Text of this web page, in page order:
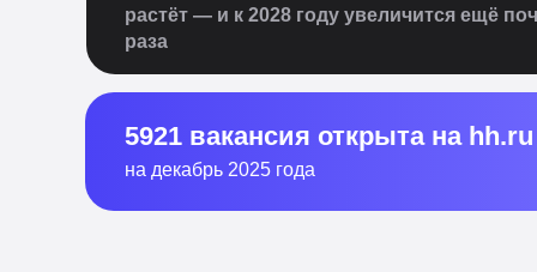
5921 вакансия открыта на hh.ru
на декабрь 2025 года
растёт — и к 2028 году увеличится ещё
раза